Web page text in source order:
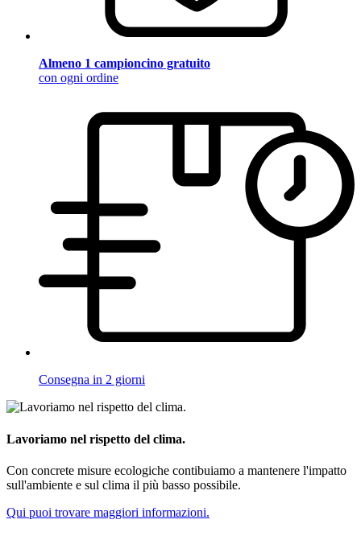
Almeno 1 campioncino gratuito
con ogni ordine
Consegna in 2 giorni
Lavoriamo nel rispetto del clima.
Con concrete misure ecologiche contibuiamo a mantenere l'impatto
sull'ambiente e sul clima il più basso possibile.
Qui puoi trovare maggiori informazioni.